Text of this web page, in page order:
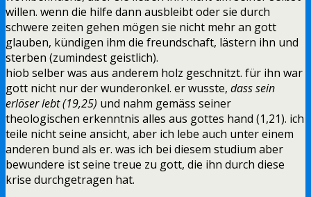
willen. wenn die hilfe dann ausbleibt oder sie durch
schwere zeiten gehen mögen sie nicht mehr an gott
glauben, kündigen ihm die freundschaft, lästern ihn und
sterben (zumindest geistlich).
hiob selber was aus anderem holz geschnitzt. für ihn war
gott nicht nur der wunderonkel. er wusste, dass sein
erlöser lebt (19,25) und nahm gemäss seiner
theologischen erkenntnis alles aus gottes hand (1,21). ich
teile nicht seine ansicht, aber ich lebe auch unter einem
anderen bund als er. was ich bei diesem studium aber
bewundere ist seine treue zu gott, die ihn durch diese
krise durchgetragen hat.